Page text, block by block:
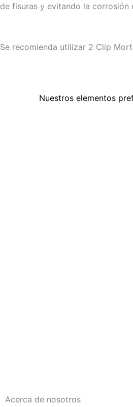
de fisuras y evitando la
Se recomienda utilizar 2 Clip
Nuestros elementos
Acerca de nosotros